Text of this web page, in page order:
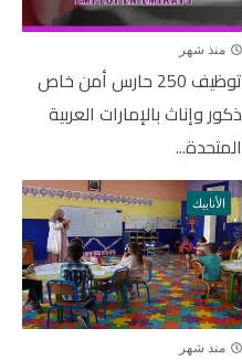
منذ شهر
توظيف 250 حارس أمن خاص
ذكور وإناث بالإمارات العربية
المتحدة...
الأنابيك
منذ شهر